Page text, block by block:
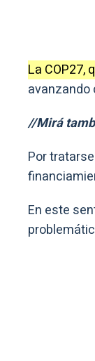
La COP27,
avanzando
//Mirá
Por
En este